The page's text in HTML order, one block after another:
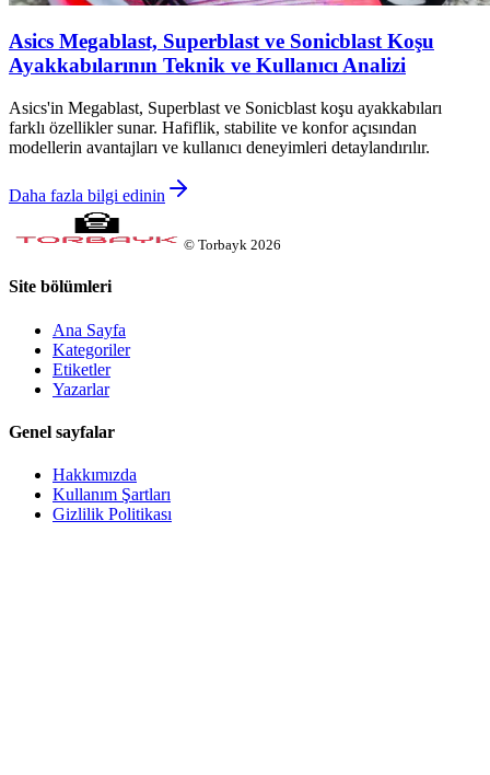
Asics Megablast, Superblast ve Sonicblast Koşu
Ayakkabılarının Teknik ve Kullanıcı Analizi
Asics'in Megablast, Superblast ve Sonicblast koşu ayakkabıları
farklı özellikler sunar. Hafiflik, stabilite ve konfor açısından
modellerin avantajları ve kullanıcı deneyimleri detaylandırılır.
Daha fazla bilgi edinin
© Torbayk 2026
Site bölümleri
Ana Sayfa
Kategoriler
Etiketler
Yazarlar
Genel sayfalar
Hakkımızda
Kullanım Şartları
Gizlilik Politikası